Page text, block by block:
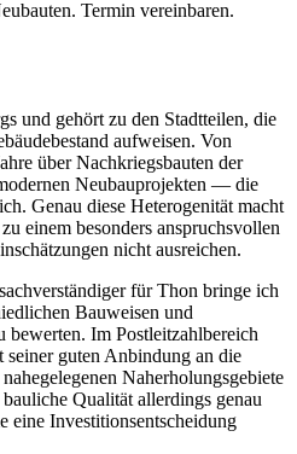
Termin vereinbaren.
und gehört zu den Stadtteilen, die
aufweisen. Von
über Nachkriegsbauten der
Neubauprojekten — die
Genau diese Heterogenität macht
einem besonders anspruchsvollen
nicht ausreichen.
für Thon bringe ich
Bauweisen und
bewerten. Im Postleitzahlbereich
guten Anbindung an die
Naherholungsgebiete
Qualität allerdings genau
eine Investitionsentscheidung